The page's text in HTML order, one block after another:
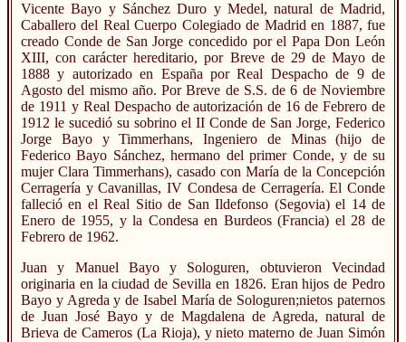
Vicente Bayo y Sánchez Duro y Medel, natural de Madrid,
Caballero del Real Cuerpo Colegiado de Madrid en 1887, fue
creado Conde de San Jorge concedido por el Papa Don León
XIII, con carácter hereditario, por Breve de 29 de Mayo de
1888 y autorizado en España por Real Despacho de 9 de
Agosto del mismo año. Por Breve de S.S. de 6 de Noviembre
de 1911 y Real Despacho de autorización de 16 de Febrero de
1912 le sucedió su sobrino el II Conde de San Jorge, Federico
Jorge Bayo y Timmerhans, Ingeniero de Minas (hijo de
Federico Bayo Sánchez, hermano del primer Conde, y de su
mujer Clara Timmerhans), casado con María de la Concepción
Cerragería y Cavanillas, IV Condesa de Cerragería. El Conde
falleció en el Real Sitio de San Ildefonso (Segovia) el 14 de
Enero de 1955, y la Condesa en Burdeos (Francia) el 28 de
Febrero de 1962.
Juan y Manuel Bayo y Sologuren, obtuvieron Vecindad
originaria en la ciudad de Sevilla en 1826. Eran hijos de Pedro
Bayo y Agreda y de Isabel María de Sologuren;nietos paternos
de Juan José Bayo y de Magdalena de Agreda, natural de
Brieva de Cameros (La Rioja), y nieto materno de Juan Simón